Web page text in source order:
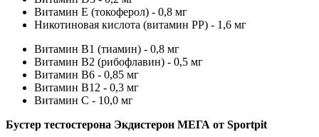
Витамин Е (токоферол) - 0,8 мг
Никотиновая кислота (витамин РР) - 1,6 мг
Витамин B1 (тиамин) - 0,8 мг
Витамин B2 (рибофлавин) - 0,5 мг
Витамин В6 - 0,85 мг
Витамин В12 - 0,3 мг
Витамин С - 10,0 мг
Бустер тестостерона Экдистерон МЕГА от Sportpit